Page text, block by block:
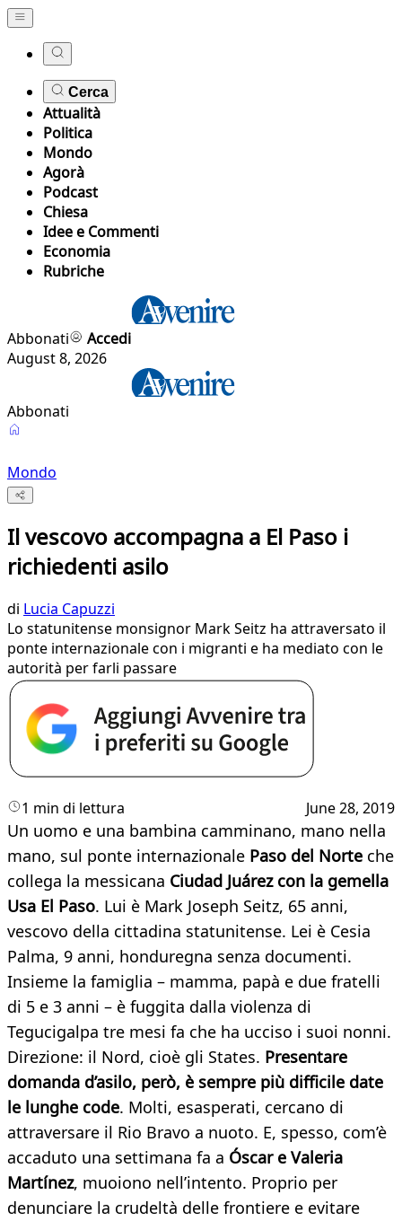
Cerca
Attualità
Politica
Mondo
Agorà
Podcast
Chiesa
Idee e Commenti
Economia
Rubriche
Abbonati
Accedi
August 8, 2026
Abbonati
Mondo
Il vescovo accompagna a El Paso i
richiedenti asilo
di Lucia Capuzzi
Lo statunitense monsignor Mark Seitz ha attraversato il
ponte internazionale con i migranti e ha mediato con le
autorità per farli passare
1 min di lettura June 28, 2019
Un uomo e una bambina camminano, mano nella
mano, sul ponte internazionale Paso del Norte che
collega la messicana Ciudad Juárez con la gemella
Usa El Paso. Lui è Mark Joseph Seitz, 65 anni,
vescovo della cittadina statunitense. Lei è Cesia
Palma, 9 anni, honduregna senza documenti.
Insieme la famiglia – mamma, papà e due fratelli
di 5 e 3 anni – è fuggita dalla violenza di
Tegucigalpa tre mesi fa che ha ucciso i suoi nonni.
Direzione: il Nord, cioè gli States. Presentare
domanda d’asilo, però, è sempre più difficile date
le lunghe code. Molti, esasperati, cercano di
attraversare il Rio Bravo a nuoto. E, spesso, com’è
accaduto una settimana fa a Óscar e Valeria
Martínez, muoiono nell’intento. Proprio per
denunciare la crudeltà delle frontiere e evitare